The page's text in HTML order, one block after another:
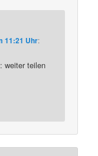
11:21 Uhr:
weiter teilen